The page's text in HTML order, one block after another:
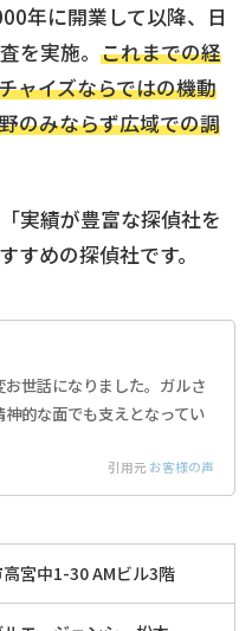
年に開業して以降、日
を実施。 これまでの経
ャイズならではの機動
のみならず広域での調
実績が豊富な探偵社を
すめの探偵社です。
世話になりました。ガルさ
的な面でも支えとなってい
引用元 お客様の声
宮中1-30 AMビル3階